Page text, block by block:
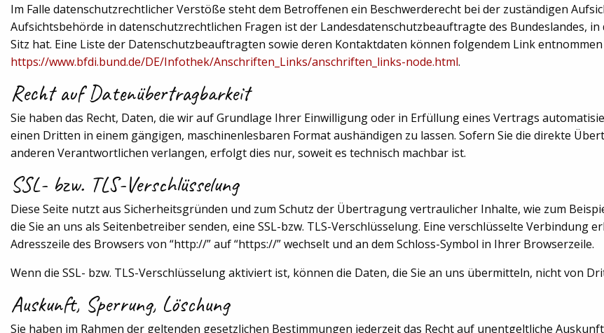
Im Falle datenschutzrechtlicher Verstöße steht dem Betroffenen ein Beschwerderecht bei der zuständigen
Aufsichtsbehörde in datenschutzrechtlichen Fragen ist der Landesdatenschutzbeauftragte des Bundeslandes,
Sitz hat. Eine Liste der Datenschutzbeauftragten sowie deren Kontaktdaten können folgendem Link entnommen
https://www.bfdi.bund.de/DE/Infothek/Anschriften_Links/anschriften_links-node.html.
Recht auf Datenübertragbarkeit
Sie haben das Recht, Daten, die wir auf Grundlage Ihrer Einwilligung oder in Erfüllung eines Vertrags
einen Dritten in einem gängigen, maschinenlesbaren Format aushändigen zu lassen. Sofern Sie die direkte
anderen Verantwortlichen verlangen, erfolgt dies nur, soweit es technisch machbar ist.
SSL- bzw. TLS-Verschlüsselung
Diese Seite nutzt aus Sicherheitsgründen und zum Schutz der Übertragung vertraulicher Inhalte, wie zum
die Sie an uns als Seitenbetreiber senden, eine SSL-bzw. TLS-Verschlüsselung. Eine verschlüsselte Verbindung
Adresszeile des Browsers von “http://” auf “https://” wechselt und an dem Schloss-Symbol in Ihrer Browserzeile.
Wenn die SSL- bzw. TLS-Verschlüsselung aktiviert ist, können die Daten, die Sie an uns übermitteln, nicht von
Auskunft, Sperrung, Löschung
Sie haben im Rahmen der geltenden gesetzlichen Bestimmungen jederzeit das Recht auf unentgeltliche